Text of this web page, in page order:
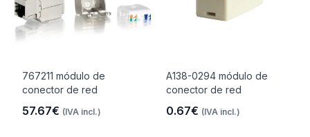
767211 módulo de
conector de red
57.67€ (IVA incl.)
A138-0294 módulo de
conector de red
0.67€ (IVA incl.)